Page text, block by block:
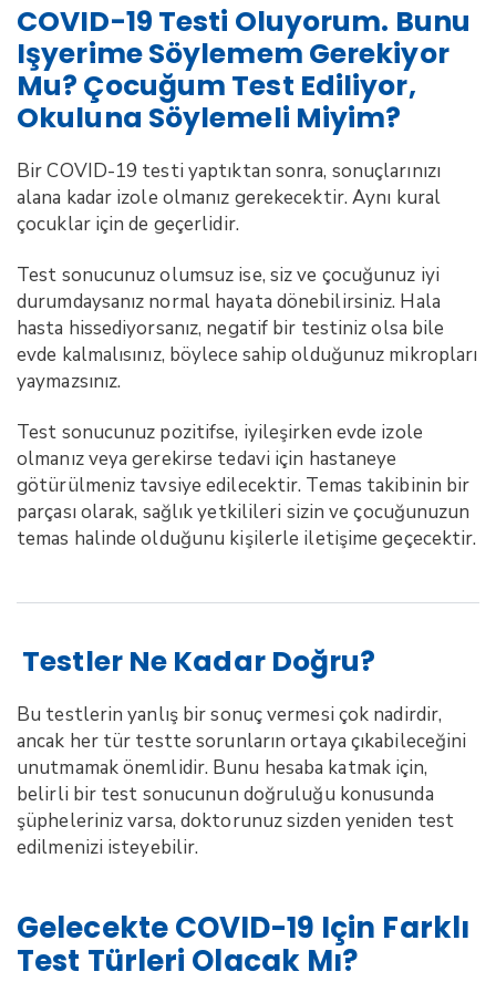
COVID-19 Testi Oluyorum. Bunu
Işyerime Söylemem Gerekiyor
Mu? Çocuğum Test Ediliyor,
Okuluna Söylemeli Miyim?
Bir COVID-19 testi yaptıktan sonra, sonuçlarınızı
alana kadar izole olmanız gerekecektir. Aynı kural
çocuklar için de geçerlidir.
Test sonucunuz olumsuz ise, siz ve çocuğunuz iyi
durumdaysanız normal hayata dönebilirsiniz. Hala
hasta hissediyorsanız, negatif bir testiniz olsa bile
evde kalmalısınız, böylece sahip olduğunuz mikropları
yaymazsınız.
Test sonucunuz pozitifse, iyileşirken evde izole
olmanız veya gerekirse tedavi için hastaneye
götürülmeniz tavsiye edilecektir. Temas takibinin bir
parçası olarak, sağlık yetkilileri sizin ve çocuğunuzun
temas halinde olduğunu kişilerle iletişime geçecektir.
Testler Ne Kadar Doğru?
Bu testlerin yanlış bir sonuç vermesi çok nadirdir,
ancak her tür testte sorunların ortaya çıkabileceğini
unutmamak önemlidir. Bunu hesaba katmak için,
belirli bir test sonucunun doğruluğu konusunda
şüpheleriniz varsa, doktorunuz sizden yeniden test
edilmenizi isteyebilir.
Gelecekte COVID-19 Için Farklı
Test Türleri Olacak Mı?